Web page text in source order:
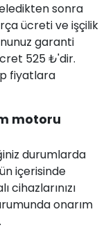
sonra
ücreti ve işçilik
garanti
525 ₺'dir.
fiyatlara
motoru
durumlarda
içerisinde
cihazlarınızı
onarım